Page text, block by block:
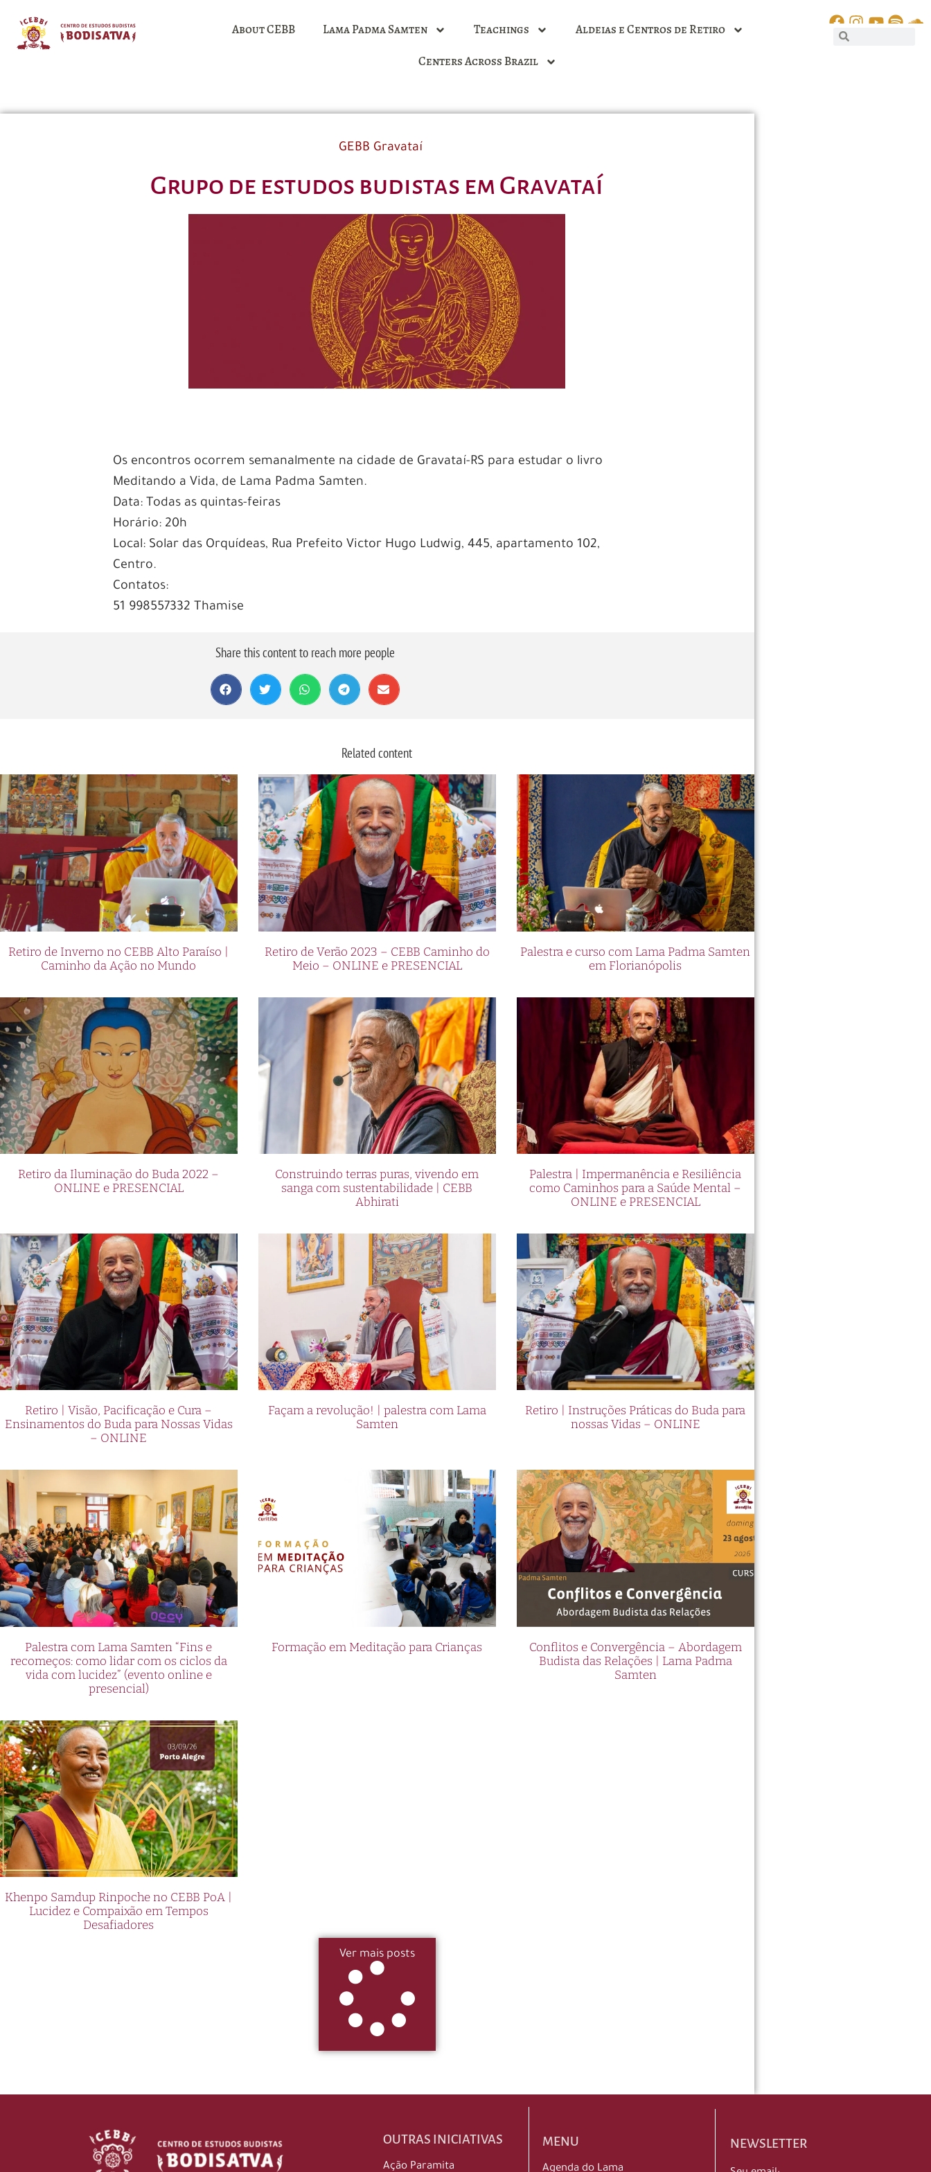
About CEBB Lama Padma Samten Teachings
Aldeias e Centros de Retiro
Centers Across Brazil
GEBB Gravataí
Grupo de estudos budistas em Gravataí
Os encontros ocorrem semanalmente na cidade de Gravataí-RS para estudar o livro
Meditando a Vida, de Lama Padma Samten.
Data: Todas as quintas-feiras
Horário: 20h
Local: Solar das Orquídeas, Rua Prefeito Victor Hugo Ludwig, 445, apartamento 102,
Centro.
Contatos:
51 998557332 Thamise
Share this content to reach more people
Related content
Retiro de Inverno no CEBB Alto Paraíso |
Caminho da Ação no Mundo
Retiro de Verão 2023 – CEBB Caminho do
Meio – ONLINE e PRESENCIAL
Palestra e curso com Lama Padma Samten
em Florianópolis
Retiro da Iluminação do Buda 2022 –
ONLINE e PRESENCIAL
Construindo terras puras, vivendo em
sanga com sustentabilidade | CEBB
Abhirati
Palestra | Impermanência e Resiliência
como Caminhos para a Saúde Mental –
ONLINE e PRESENCIAL
Retiro | Visão, Pacificação e Cura –
Ensinamentos do Buda para Nossas Vidas
– ONLINE
Façam a revolução! | palestra com Lama
Samten
Retiro | Instruções Práticas do Buda para
nossas Vidas – ONLINE
Palestra com Lama Samten “Fins e
recomeços: como lidar com os ciclos da
vida com lucidez” (evento online e
presencial)
Formação em Meditação para Crianças
Conflitos e Convergência – Abordagem
Budista das Relações | Lama Padma
Samten
Khenpo Samdup Rinpoche no CEBB PoA |
Lucidez e Compaixão em Tempos
Desafiadores
Ver mais posts
OUTRAS INICIATIVAS
Ação Paramita
MENU
Agenda do Lama
NEWSLETTER